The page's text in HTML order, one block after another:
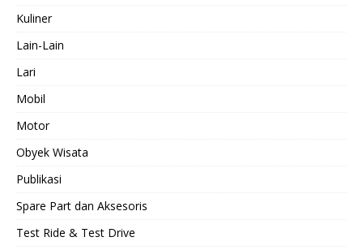
Kuliner
Lain-Lain
Lari
Mobil
Motor
Obyek Wisata
Publikasi
Spare Part dan Aksesoris
Test Ride & Test Drive